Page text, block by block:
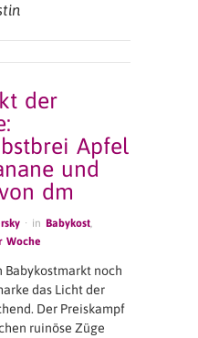
der
Apfel
und
dm
· in Babykost
Woche
Babykostmarkt noch
das Licht der
Der Preiskampf
ruinöse Züge